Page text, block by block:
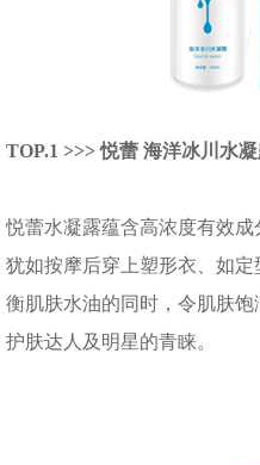
TOP.1 >>> 悦蕾 海洋冰川水
悦蕾水凝露蕴含高浓度有效成
犹如按摩后穿上塑形衣、如
衡肌肤水油的同时，令肌肤
护肤达人及明星的青睐。